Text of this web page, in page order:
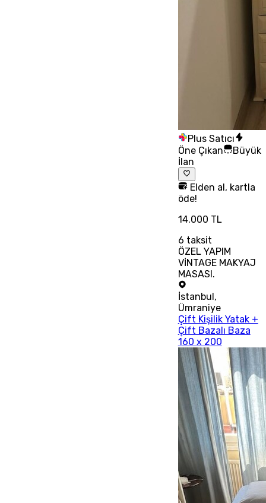
Plus Satıcı
Öne Çıkan
Büyük
İlan
Elden al, kartla
öde!
14.000 TL
6 taksit
ÖZEL YAPIM
VİNTAGE MAKYAJ
MASASI.
İstanbul,
Ümraniye
Çift Kişilik Yatak +
Çift Bazalı Baza
160 x 200